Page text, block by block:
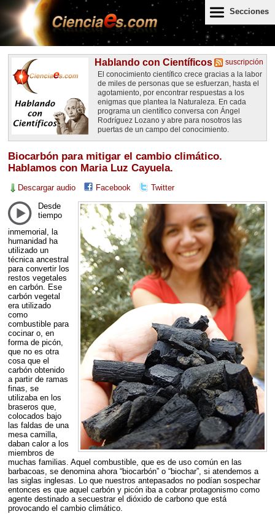
Secciones
suscripción
Hablando con Científicos
El conocimiento científico crece gracias a la labor
de miles de personas que se esfuerzan, hasta el
agotamiento, por encontrar respuestas a los
enigmas que plantea la Naturaleza. En cada
programa un científico conversa con Ángel
Rodríguez Lozano y abre para nosotros las
puertas de un campo del conocimiento.
Biocarbón para mitigar el cambio climático.
Hablamos con Maria Luz Cayuela.
Descargar audio Facebook Twitter
Desde
tiempo
inmemorial, la
humanidad ha
utilizado un
técnica ancestral
para convertir los
restos vegetales
en carbón. Ese
carbón vegetal
era utilizado
como
combustible para
cocinar o, en
forma de picón,
que no es otra
cosa que el
carbón obtenido
a partir de ramas
finas, se
utilizaba en los
braseros que,
colocados bajo
las faldas de una
mesa camilla,
daban calor a los
miembros de
muchas familias. Aquel combustible, que es de uso común en las
barbacoas, se denomina ahora “biocarbón” o “biochar”, si atendemos a
las siglas inglesas. Lo que nuestros antepasados no podían sospechar
entonces es que aquel carbón y picón iba a cobrar protagonismo como
agente destinado a secuestrar el dióxido de carbono que está
provocando el cambio climático.